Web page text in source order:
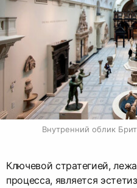
Внутренний облик
Ключевой стратегией,
процесса, является